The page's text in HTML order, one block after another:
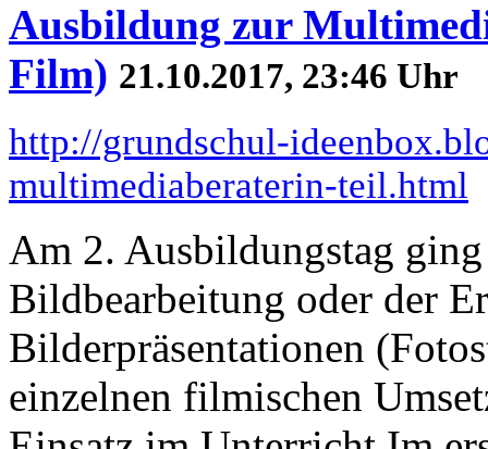
Ausbildung zur
Film) 21.10.2017, 23:46 Uhr
http://grundschul-
multimediaberaterin-teil.html
Am 2. Ausbildungstag
Bildbearbeitung oder der
Bilderpräsentationen
einzelnen filmischen